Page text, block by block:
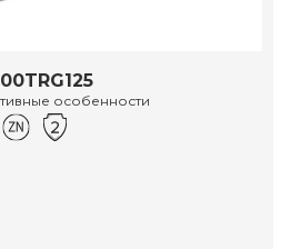
особенности